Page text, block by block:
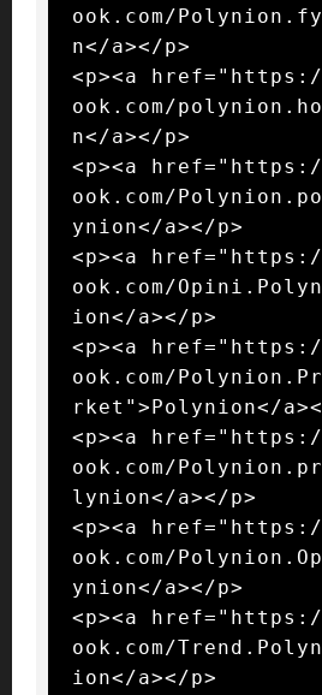
ook.com/
n</a></p>
<p><a
ook.com/
n</a></p>
<p><a
ook.com/
ynion</a></p>
<p><a
ook.com/
ion</a></p>
<p><a
ook.com/
rket">Polynion</
<p><a
ook.com/
lynion</a></p>
<p><a
ook.com/
ynion</a></p>
<p><a
ook.com/
ion</a></p>